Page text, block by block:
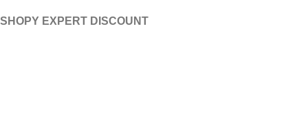
SHOPY EXPERT DISCOUNT